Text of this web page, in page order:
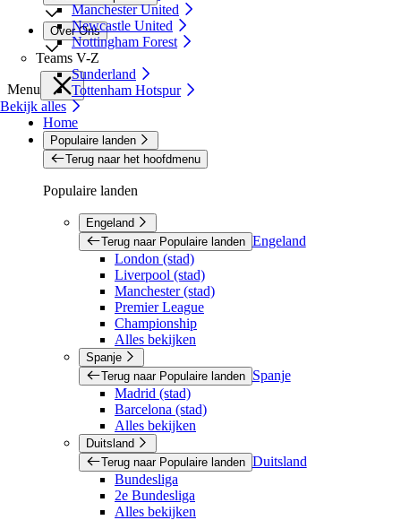
Manchester United
Newcastle United
Nottingham Forest
Teams V-Z
Sunderland
Tottenham Hotspur
Bekijk alles
Over Ons
Menu
Home
Populaire landen
Terug naar het hoofdmenu
Populaire landen
Engeland
Terug naar Populaire landen Engeland
London (stad)
Liverpool (stad)
Manchester (stad)
Premier League
Championship
Alles bekijken
Spanje
Terug naar Populaire landen
Spanje
Madrid (stad)
Barcelona (stad)
Alles bekijken
Duitsland
Terug naar Populaire landen Duitsland
Bundesliga
2e Bundesliga
Alles bekijken